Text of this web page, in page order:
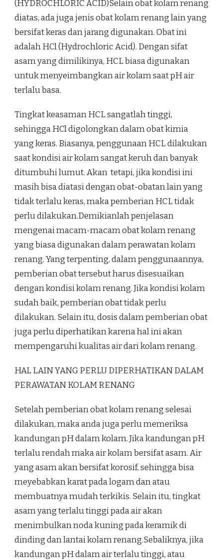
(HYDROCHLORIC ACID)Selain obat kolam renang
diatas, ada juga jenis obat kolam renang lain yang
bersifat keras dan jarang digunakan. Obat ini
adalah HCl (Hydrochloric Acid). Dengan sifat
asam yang dimilikinya, HCL biasa digunakan
untuk menyeimbangkan air kolam saat pH air
terlalu basa.
Tingkat keasaman HCL sangatlah tinggi,
sehingga HCl digolongkan dalam obat kimia
yang keras. Biasanya, penggunaan HCL dilakukan
saat kondisi air kolam sangat keruh dan banyak
ditumbuhi lumut. Akan tetapi, jika kondisi ini
masih bisa diatasi dengan obat-obatan lain yang
tidak terlalu keras, maka pemberian HCL tidak
perlu dilakukan.Demikianlah penjelasan
mengenai macam-macam obat kolam renang
yang biasa digunakan dalam perawatan kolam
renang. Yang terpenting, dalam penggunaannya,
pemberian obat tersebut harus disesuaikan
dengan kondisi kolam renang. Jika kondisi kolam
sudah baik, pemberian obat tidak perlu
dilakukan. Selain itu, dosis dalam pemberian obat
juga perlu diperhatikan karena hal ini akan
mempengaruhi kualitas air dari kolam renang.
HAL LAIN YANG PERLU DIPERHATIKAN DALAM
PERAWATAN KOLAM RENANG
Setelah pemberian obat kolam renang selesai
dilakukan, maka anda juga perlu memeriksa
kandungan pH dalam kolam. Jika kandungan pH
terlalu rendah maka air kolam bersifat asam. Air
yang asam akan bersifat korosif, sehingga bisa
meyebabkan karat pada logam dan atau
membuatnya mudah terkikis. Selain itu, tingkat
asam yang terlalu tinggi pada air akan
menimbulkan noda kuning pada keramik di
dinding dan lantai kolam renang.Sebaliknya, jika
kandungan pH dalam air terlalu tinggi, atau